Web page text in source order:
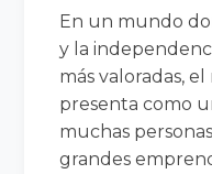
En un mundo
y la
más valoradas,
presenta como
muchas
grandes